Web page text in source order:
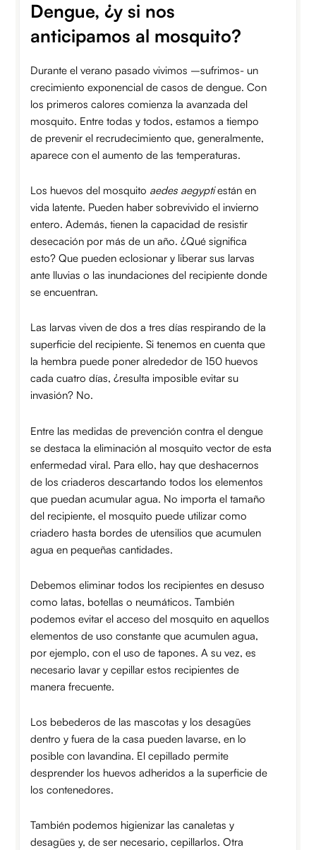
Dengue, ¿y si nos
anticipamos al mosquito?
Durante el verano pasado vivimos –sufrimos- un
crecimiento exponencial de casos de dengue. Con
los primeros calores comienza la avanzada del
mosquito. Entre todas y todos, estamos a tiempo
de prevenir el recrudecimiento que, generalmente,
aparece con el aumento de las temperaturas.
Los huevos del mosquito aedes aegyptiestán en
vida latente. Pueden haber sobrevivido el invierno
entero. Además, tienen la capacidad de resistir
desecación por más de un año. ¿Qué significa
esto? Que pueden eclosionar y liberar sus larvas
ante lluvias o las inundaciones del recipiente donde
se encuentran.
Las larvas viven de dos a tres días respirando de la
superficie del recipiente. Si tenemos en cuenta que
la hembra puede poner alrededor de 150 huevos
cada cuatro días, ¿resulta imposible evitar su
invasión? No.
Entre las medidas de prevención contra el dengue
se destaca la eliminación al mosquito vector de esta
enfermedad viral. Para ello, hay que deshacernos
de los criaderos descartando todos los elementos
que puedan acumular agua. No importa el tamaño
del recipiente, el mosquito puede utilizar como
criadero hasta bordes de utensilios que acumulen
agua en pequeñas cantidades.
Debemos eliminar todos los recipientes en desuso
como latas, botellas o neumáticos. También
podemos evitar el acceso del mosquito en aquellos
elementos de uso constante que acumulen agua,
por ejemplo, con el uso de tapones. A su vez, es
necesario lavar y cepillar estos recipientes de
manera frecuente.
Los bebederos de las mascotas y los desagües
dentro y fuera de la casa pueden lavarse, en lo
posible con lavandina. El cepillado permite
desprender los huevos adheridos a la superficie de
los contenedores.
También podemos higienizar las canaletas y
desagües y, de ser necesario, cepillarlos. Otra